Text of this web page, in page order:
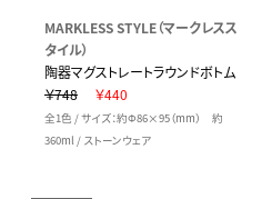
MARKLESS STYLE（マークレスス
タイル）
陶器マグストレートラウンドボトム
￥748
￥440
全1色 / サイズ：約Φ86×95（mm） 約
360ml / ストーンウェア